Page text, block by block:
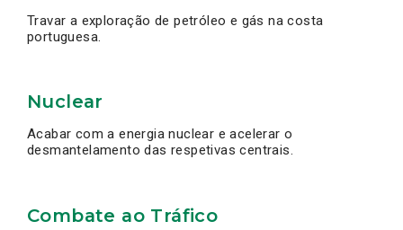
Travar a exploração de petróleo e gás na costa
portuguesa.
Nuclear
Acabar com a energia nuclear e acelerar o
desmantelamento das respetivas centrais.
Combate ao Tráfico